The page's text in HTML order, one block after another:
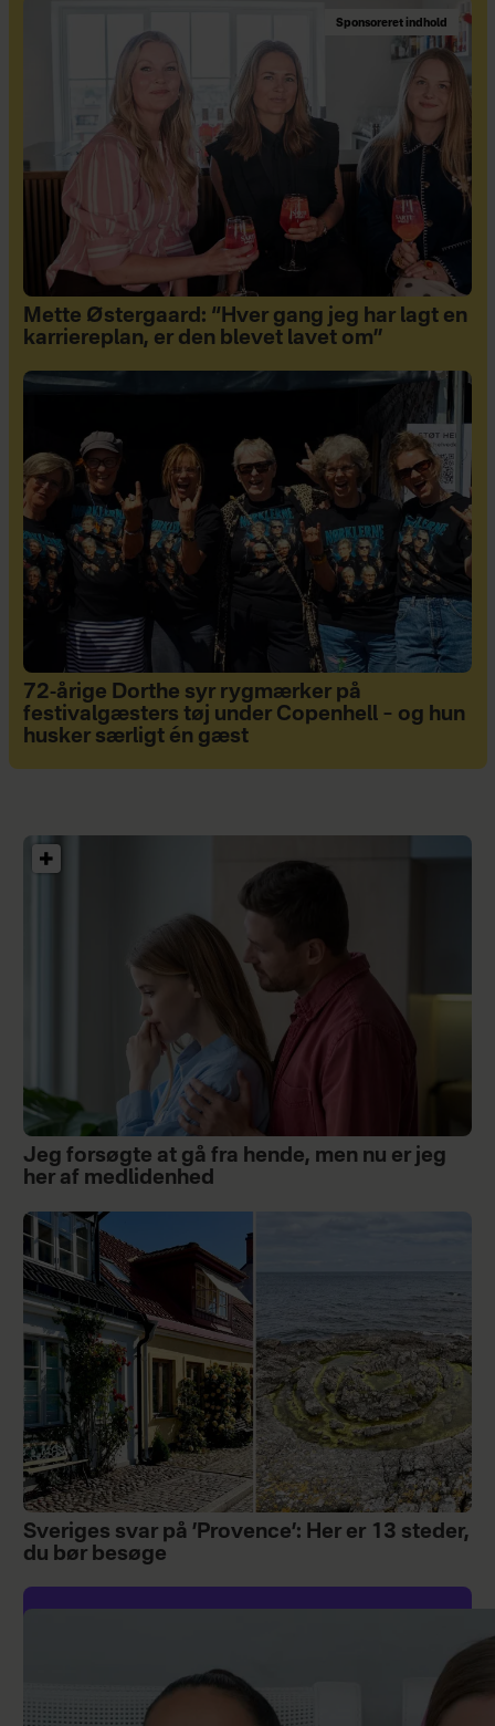
Sponsoreret indhold
Mette Østergaard: “Hver gang jeg har lagt en
karriereplan, er den blevet lavet om”
72-årige Dorthe syr rygmærker på
festivalgæsters tøj under Copenhell – og hun
husker særligt én gæst
Jeg forsøgte at gå fra hende, men nu er jeg
her af medlidenhed
Sveriges svar på ’Provence’: Her er 13 steder,
du bør besøge